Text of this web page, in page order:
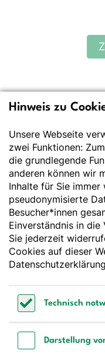
für Ernährung e.V.
Der Wissenschaft verpflichtet -
Essen und Trinken
Deutsche
Godesberger Allee
53175 Bonn
Tel:+49 228 3776-
Fax:
+49 228 3776-
[socialLinksTitle]
BlueskyLinkedIn
Bestellen Sie
Hinweis zu
Unsere Webseite
zwei Funktionen:
die grundlegende
anderen können wir
Inhalte für Sie
pseudonymisierte
Besucher*innen
Einverständnis in
Sie jederzeit
Cookies auf dieser
Datenschutzerklärung
Technisch
Darstellung